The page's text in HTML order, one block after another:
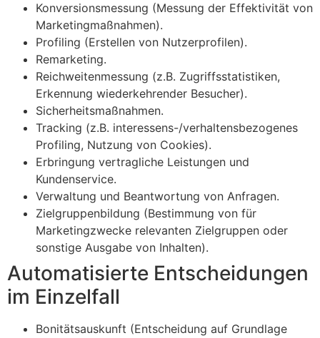
Konversionsmessung (Messung der Effektivität von
Marketingmaßnahmen).
Profiling (Erstellen von Nutzerprofilen).
Remarketing.
Reichweitenmessung (z.B. Zugriffsstatistiken,
Erkennung wiederkehrender Besucher).
Sicherheitsmaßnahmen.
Tracking (z.B. interessens-/verhaltensbezogenes
Profiling, Nutzung von Cookies).
Erbringung vertragliche Leistungen und
Kundenservice.
Verwaltung und Beantwortung von Anfragen.
Zielgruppenbildung (Bestimmung von für
Marketingzwecke relevanten Zielgruppen oder
sonstige Ausgabe von Inhalten).
Automatisierte Entscheidungen
im Einzelfall
Bonitätsauskunft (Entscheidung auf Grundlage